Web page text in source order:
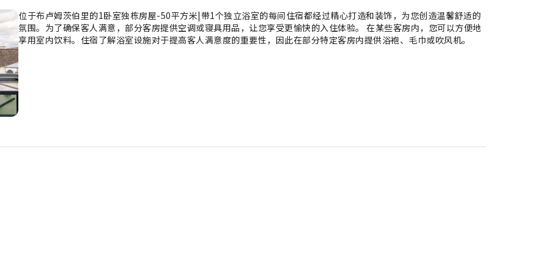
位于布卢姆茨伯里的1卧室独栋房屋-50平方米|带1个独立浴室的每间住宿都经过精心打造和装饰，为您创造温馨舒适的
氛围。为了确保客人满意，部分客房提供空调或寝具用品，让您享受更愉快的入住体验。 在某些客房内，您可以方便地
享用室内饮料。住宿了解浴室设施对于提高客人满意度的重要性，因此在部分特定客房内提供浴袍、毛巾或吹风机。